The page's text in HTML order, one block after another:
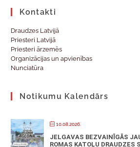
Kontakti
Draudzes Latvijā
Priesteri Latvijā
Priesteri ārzemēs
Organizācijas un apvienības
Nunciatūra
Notikumu Kalendārs
10.08.2026.
JELGAVAS BEZVAINĪGĀS
ROMAS KATOĻU DRAUDZES